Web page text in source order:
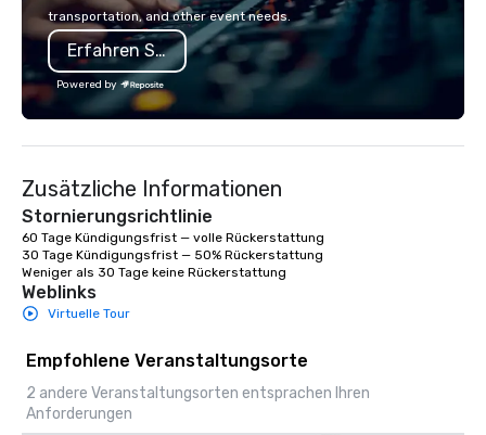
restaurants.
transportation, and other event needs.
Erfahren Sie mehr
Powered by
Zusätzliche Informationen
Stornierungsrichtlinie
60 Tage Kündigungsfrist — volle Rückerstattung
30 Tage Kündigungsfrist — 50% Rückerstattung
Weniger als 30 Tage keine Rückerstattung
Weblinks
Virtuelle Tour
Empfohlene Veranstaltungsorte
2 andere Veranstaltungsorten entsprachen Ihren
Anforderungen